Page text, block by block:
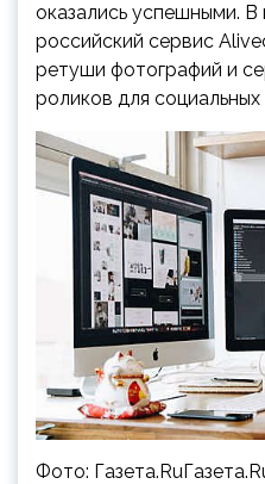
оказались успешными.
российский сервис
ретуши фотографий и
роликов для социальных
Фото: